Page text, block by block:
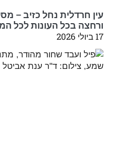
עין חרדלית נחל כזיב –
ורחצה בכל העונות לכל
17 ביולי 2026